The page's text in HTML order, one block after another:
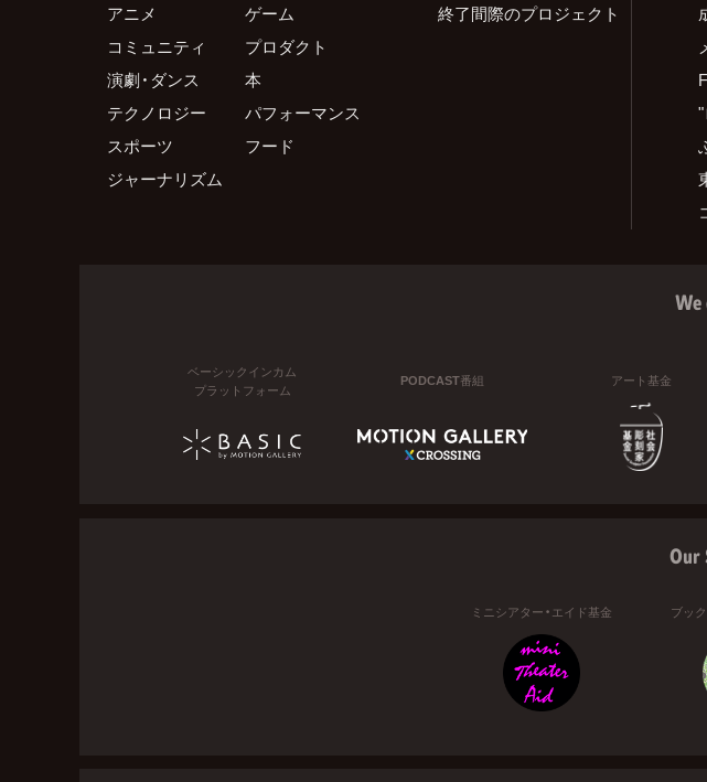
アニメ
ゲーム
コミュニティ
プロダクト
演劇・ダンス
本
テクノロジー
パフォーマンス
スポーツ
フード
ジャーナリズム
終了間際のプロジェクト
We
ベーシックインカム
プラットフォーム
PODCAST番組 アート基金
Our
ミニシアター・エイド基金 ブッ